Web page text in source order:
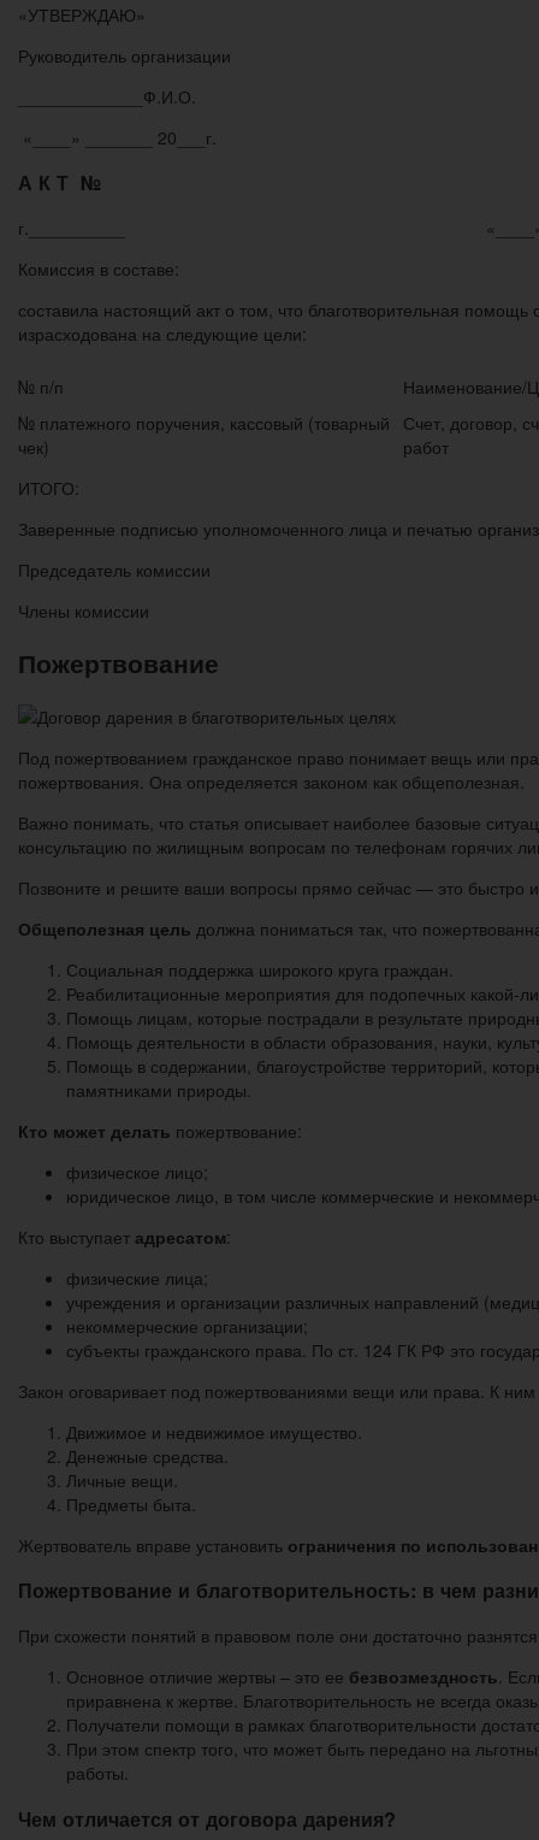
«УТВЕРЖДАЮ»
Руководитель организации
_____________Ф.И.О.
«____» _______ 20___г.
А К Т №
г.__________ «____»
Комиссия в составе:
составила настоящий акт о том, что благотворительная
израсходована на следующие цели:
№ п/п
Наименование/
№ платежного поручения, кассовый (товарный
чек)
Счет, договор,
работ
ИТОГО:
Заверенные подписью уполномоченного лица и печатью
Председатель комиссии
Члены комиссии
Пожертвование
Под пожертвованием гражданское право понимает вещь или
пожертвования. Она определяется законом как общеполезная.
Важно понимать, что статья описывает наиболее базовые
консультацию по жилищным вопросам по телефонам горячих
Позвоните и решите ваши вопросы прямо сейчас — это быстро
Общеполезная цель должна пониматься так, что
Социальная поддержка широкого круга граждан.
Реабилитационные мероприятия для подопечных какой-
Помощь лицам, которые пострадали в результате
Помощь деятельности в области образования, науки,
Помощь в содержании, благоустройстве территорий,
памятниками природы.
Кто может делать пожертвование:
физическое лицо;
юридическое лицо, в том числе коммерческие и
Кто выступает адресатом:
физические лица;
учреждения и организации различных направлений
некоммерческие организации;
субъекты гражданского права. По ст. 124 ГК РФ это
Закон оговаривает под пожертвованиями вещи или права. К ним
Движимое и недвижимое имущество.
Денежные средства.
Личные вещи.
Предметы быта.
Жертвователь вправе установить ограничения по
Пожертвование и благотворительность: в чем
При схожести понятий в правовом поле они достаточно
Основное отличие жертвы – это ее безвозмездность.
приравнена к жертве. Благотворительность не всегда
Получатели помощи в рамках благотворительности
При этом спектр того, что может быть передано на
работы.
Чем отличается от договора дарения?